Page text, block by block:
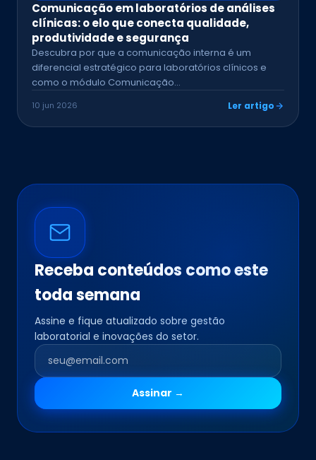
Comunicação em laboratórios de análises
clínicas: o elo que conecta qualidade,
produtividade e segurança
Descubra por que a comunicação interna é um
diferencial estratégico para laboratórios clínicos e
como o módulo Comunicação…
10 jun 2026 Ler artigo
Receba conteúdos como este
toda semana
Assine e fique atualizado sobre gestão
laboratorial e inovações do setor.
Assinar →